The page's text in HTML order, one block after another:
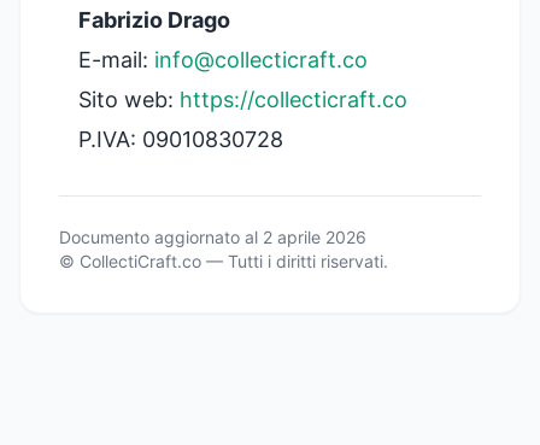
Fabrizio Drago
E-mail: info@collecticraft.co
Sito web: https://collecticraft.co
P.IVA: 09010830728
Documento aggiornato al 2 aprile 2026
© CollectiCraft.co — Tutti i diritti riservati.